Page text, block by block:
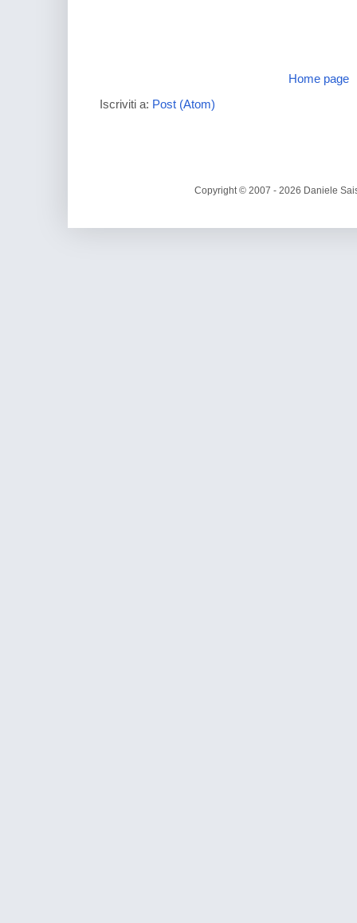
Home page
Iscriviti a: Post (Atom)
Copyright © 2007 - 2026 Daniele